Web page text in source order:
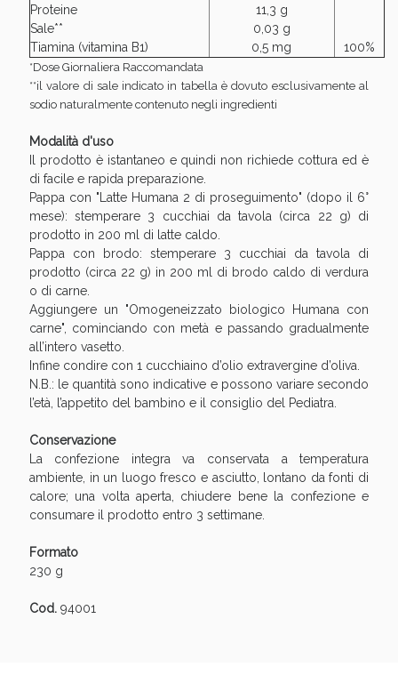
Proteine
Sale**
Tiamina (vitamina B1)
11,3 g
0,03 g
0,5 mg
100%
*Dose Giornaliera Raccomandata
**il valore di sale indicato in tabella è dovuto esclusivamente al
sodio naturalmente contenuto negli ingredienti
Modalità d'uso
Il prodotto è istantaneo e quindi non richiede cottura ed è
di facile e rapida preparazione.
Pappa con "Latte Humana 2 di proseguimento" (dopo il 6°
mese): stemperare 3 cucchiai da tavola (circa 22 g) di
prodotto in 200 ml di latte caldo.
Pappa con brodo: stemperare 3 cucchiai da tavola di
prodotto (circa 22 g) in 200 ml di brodo caldo di verdura
o di carne.
Aggiungere un "Omogeneizzato biologico Humana con
carne", cominciando con metà e passando gradualmente
all’intero vasetto.
Infine condire con 1 cucchiaino d’olio extravergine d’oliva.
N.B.: le quantità sono indicative e possono variare secondo
l’età, l’appetito del bambino e il consiglio del Pediatra.
Conservazione
La confezione integra va conservata a temperatura
ambiente, in un luogo fresco e asciutto, lontano da fonti di
calore; una volta aperta, chiudere bene la confezione e
consumare il prodotto entro 3 settimane.
Formato
230 g
Cod.94001
Vie Urinarie e Prostata: Sconti fino al 45% oggi!
Benessere Intestinale: Sconto fino al 55% valido